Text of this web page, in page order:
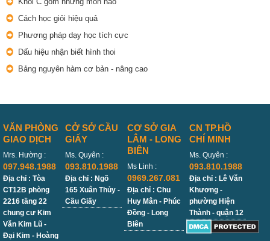
Cách học giỏi hiệu quả
Phương pháp dạy học tích cực
Dấu hiệu nhận biết hình thoi
Bảng nguyên hàm cơ bản - nâng cao
VĂN PHÒNG
GIAO DỊCH
Mrs. Hường :
097.948.1988
Địa chỉ : Tòa
CT12B phòng
2216 tầng 22
chung cư Kim
Văn Kim Lũ -
Đại Kim - Hoàng
CỞ SỞ CẦU
GIẤY
Ms. Quyên :
093.810.1988
Địa chỉ : Ngõ
165 Xuân Thủy -
Cầu Giấy
CƠ SỞ GIA
LÂM - LONG
BIÊN
Ms Linh :
0969.267.081
Địa chỉ : Chu
Huy Mân - Phúc
Đồng - Long
Biên
CN TP.HỒ
CHÍ MINH
Ms. Quyên :
093.810.1988
Địa chỉ : Lê Văn
Khương -
phường Hiện
Thành - quận 12